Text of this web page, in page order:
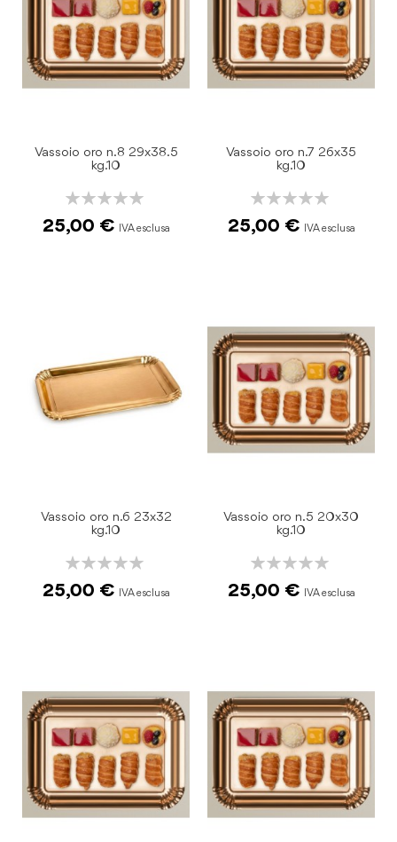
Vassoio oro n.8 29x38.5
kg.10
Rating:
25,00 €
Vassoio oro n.7 26x35
kg.10
Rating:
25,00 €
Vassoio oro n.6 23x32
kg.10
Rating:
25,00 €
Vassoio oro n.5 20x30
kg.10
Rating:
25,00 €